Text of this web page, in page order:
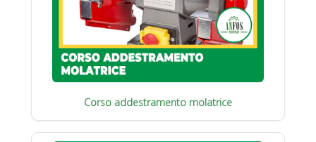
Corso addestramento molatrice